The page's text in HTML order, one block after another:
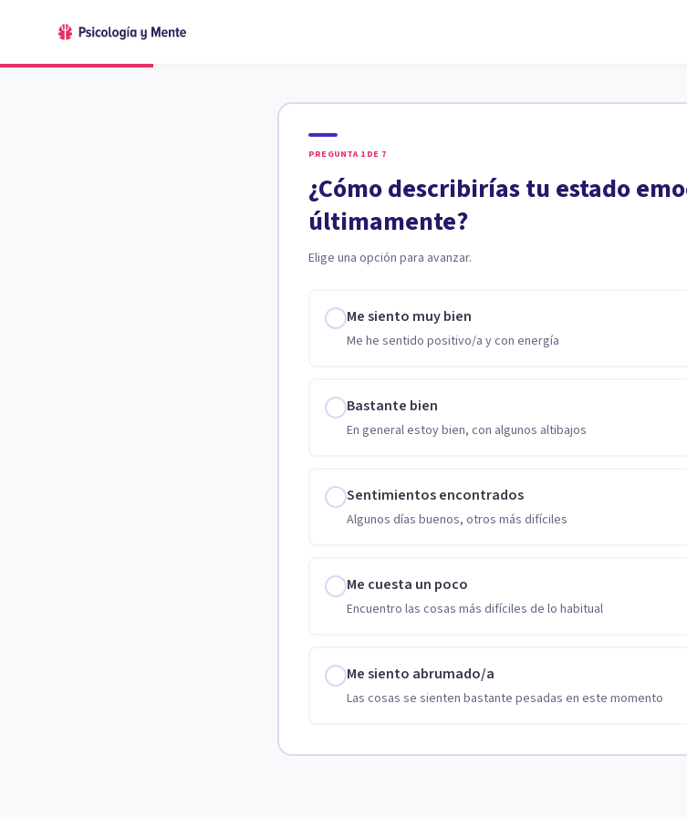
PREGUNTA 1 DE 7
¿Cómo describirías tu estado
últimamente?
Elige una opción para avanzar.
Me siento muy bien
Me he sentido positivo/a y con energía
Bastante bien
En general estoy bien, con algunos altibajos
Sentimientos encontrados
Algunos días buenos, otros más difíciles
Me cuesta un poco
Encuentro las cosas más difíciles de lo habitual
Me siento abrumado/a
Las cosas se sienten bastante pesadas en este momento